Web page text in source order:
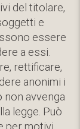
del titolare,
e
essere
a essi.
rettificare,
anonimi i
avvenga
legge. Può